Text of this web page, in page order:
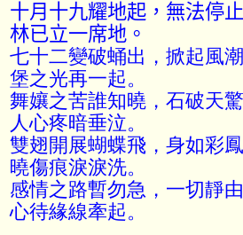
十月十九耀地起，無法停
林已立一席地。
七十二變破蛹出，掀起風
堡之光再一起。
舞孃之苦誰知曉，石破天
人心疼暗垂泣。
雙翅開展蝴蝶飛，身如彩
曉傷痕淚淚洗。
感情之路暫勿急，一切靜
心待緣線牽起。